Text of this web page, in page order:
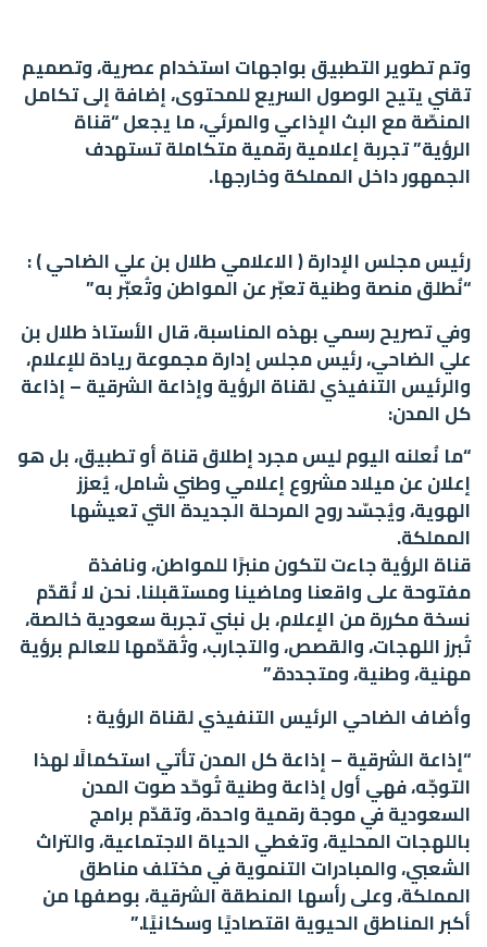
وتم تطوير التطبيق بواجهات استخدام عصرية، وتصميم
تقني يتيح الوصول السريع للمحتوى، إضافة إلى تكامل
المنصّة مع البث الإذاعي والمرئي، ما يجعل “قناة
الرؤية” تجربة إعلامية رقمية متكاملة تستهدف
الجمهور داخل المملكة وخارجها.
رئيس مجلس الإدارة ( الاعلامي طلال بن علي الضاحي ) :
“نُطلق منصة وطنية تعبّر عن المواطن وتُعبّر به”
وفي تصريح رسمي بهذه المناسبة، قال الأستاذ طلال بن
علي الضاحي، رئيس مجلس إدارة مجموعة ريادة للإعلام،
والرئيس التنفيذي لقناة الرؤية وإذاعة الشرقية – إذاعة
كل المدن:
“ما نُعلنه اليوم ليس مجرد إطلاق قناة أو تطبيق، بل هو
إعلان عن ميلاد مشروع إعلامي وطني شامل، يُعزز
الهوية، ويُجسّد روح المرحلة الجديدة التي تعيشها
المملكة.
قناة الرؤية جاءت لتكون منبرًا للمواطن، ونافذة
مفتوحة على واقعنا وماضينا ومستقبلنا. نحن لا نُقدّم
نسخة مكررة من الإعلام، بل نبني تجربة سعودية خالصة،
تُبرز اللهجات، والقصص، والتجارب، وتُقدّمها للعالم برؤية
مهنية، وطنية، ومتجددة.”
وأضاف الضاحي الرئيس التنفيذي لقناة الرؤية :
“إذاعة الشرقية – إذاعة كل المدن تأتي استكمالًا لهذا
التوجّه، فهي أول إذاعة وطنية تُوحّد صوت المدن
السعودية في موجة رقمية واحدة، وتقدّم برامج
باللهجات المحلية، وتغطي الحياة الاجتماعية، والتراث
الشعبي، والمبادرات التنموية في مختلف مناطق
المملكة، وعلى رأسها المنطقة الشرقية، بوصفها من
أكبر المناطق الحيوية اقتصاديًا وسكانيًا.”